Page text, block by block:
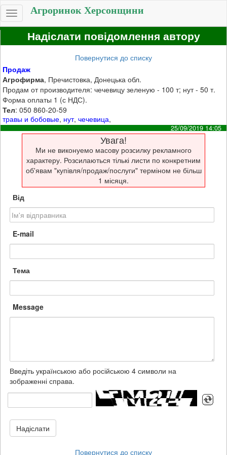
Toggle
navigation
Агроринок Херсонщини
Надіслати повідомлення автору
Повернутися до списку
Продаж
Агрофирма, Пречистовка, Донецька обл.
Продам от производителя: чечевицу зеленую - 100 т; нут - 50 т.
Форма оплаты 1 (с НДС).
Тел: 050 860-20-59
травы и бобовые, нут,чечевица,
25/09/2019 14:05
Увага!
Ми не виконуемо масову розсилку рекламного
характеру. Розсилаються тількі листи по конкретним
об'явам "купівля/продаж/послуги" терміном не більш
1 місяця.
Від
E-mail
Тема
Message
Введіть українською або російською 4 символи на
зображенні справа.
Надіслати
Повернутися до списку